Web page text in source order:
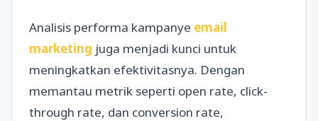
Analisis performa kampanye email
marketing juga menjadi kunci untuk
meningkatkan efektivitasnya. Dengan
memantau metrik seperti open rate, click-
through rate, dan conversion rate,